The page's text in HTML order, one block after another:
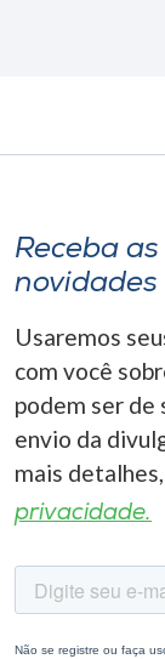
Receba as
novidades
Usaremos
com você
podem ser de
envio da
mais
privacidade.